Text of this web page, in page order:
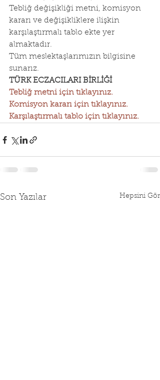
Tebliğ değişikliği metni, komisyon
kararı ve değişikliklere ilişkin
karşılaştırmalı tablo ekte yer
almaktadır.
Tüm meslektaşlarımızın bilgisine
sunarız.
TÜRK ECZACILARI BİRLİĞİ
Tebliğ metni için tıklayınız.
Komisyon kararı için tıklayınız.
Karşılaştırmalı tablo için tıklayınız.
Son Yazılar Hepsini Gör